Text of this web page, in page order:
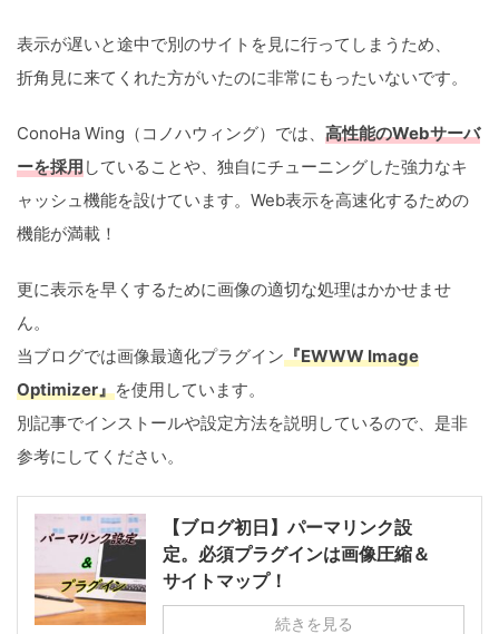
表示が遅いと途中で別のサイトを見に行ってしまうため、
折角見に来てくれた方がいたのに非常にもったいないです。
ConoHa Wing（コノハウィング）では、 高性能のWebサーバ
ーを採用していることや、独自にチューニングした強力なキ
ャッシュ機能を設けています。Web表示を高速化するための
機能が満載！
更に表示を早くするために画像の適切な処理はかかせませ
ん。
当ブログでは画像最適化プラグイン『EWWW Image
Optimizer』を使用しています。
別記事でインストールや設定方法を説明しているので、是非
参考にしてください。
【ブログ初日】パーマリンク設
定。必須プラグインは画像圧縮＆
サイトマップ！
続きを見る